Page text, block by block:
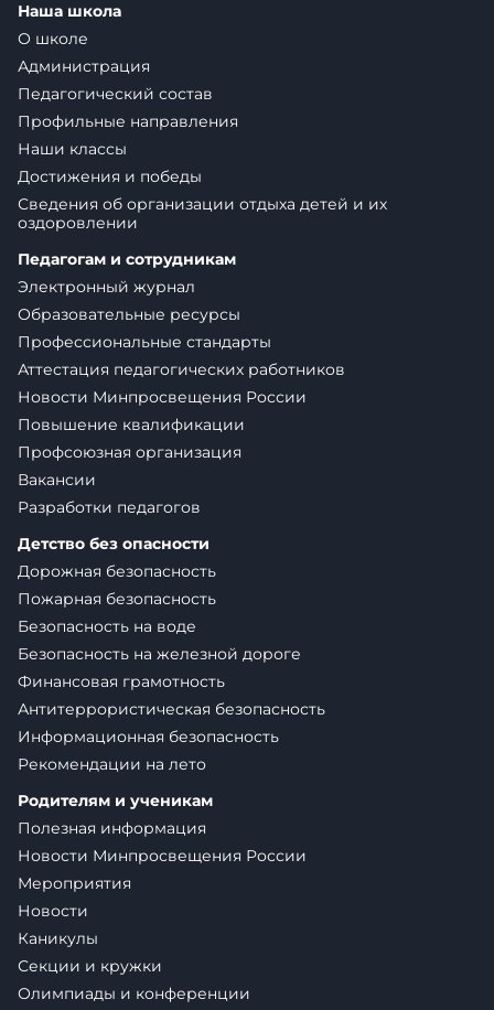
Наша школа
О школе
Администрация
Педагогический состав
Профильные направления
Наши классы
Достижения и победы
Сведения об организации отдыха детей и их
оздоровлении
Педагогам и сотрудникам
Электронный журнал
Образовательные ресурсы
Профессиональные стандарты
Аттестация педагогических работников
Новости Минпросвещения России
Повышение квалификации
Профсоюзная организация
Вакансии
Разработки педагогов
Детство без опасности
Дорожная безопасность
Пожарная безопасность
Безопасность на воде
Безопасность на железной дороге
Финансовая грамотность
Антитеррористическая безопасность
Информационная безопасность
Рекомендации на лето
Родителям и ученикам
Полезная информация
Новости Минпросвещения России
Мероприятия
Новости
Каникулы
Секции и кружки
Олимпиады и конференции